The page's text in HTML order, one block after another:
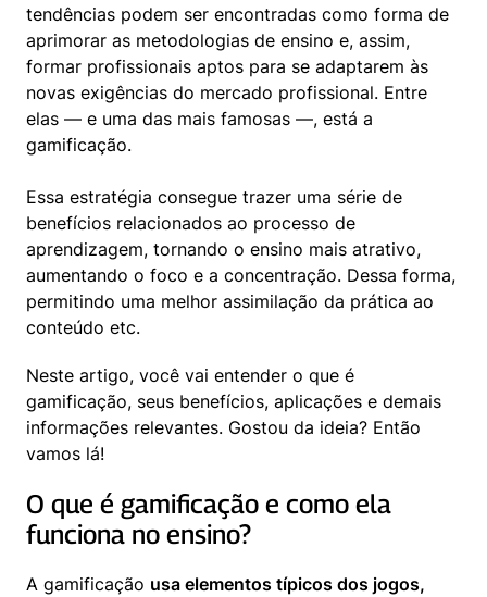
tendências podem ser encontradas como forma de
aprimorar as metodologias de ensino e, assim,
formar profissionais aptos para se adaptarem às
novas exigências do mercado profissional. Entre
elas — e uma das mais famosas —, está a
gamificação.
Essa estratégia consegue trazer uma série de
benefícios relacionados ao processo de
aprendizagem, tornando o ensino mais atrativo,
aumentando o foco e a concentração. Dessa forma,
permitindo uma melhor assimilação da prática ao
conteúdo etc.
Neste artigo, você vai entender o que é
gamificação, seus benefícios, aplicações e demais
informações relevantes. Gostou da ideia? Então
vamos lá!
O que é gamificação e como ela
funciona no ensino?
A gamificação usa elementos típicos dos jogos,